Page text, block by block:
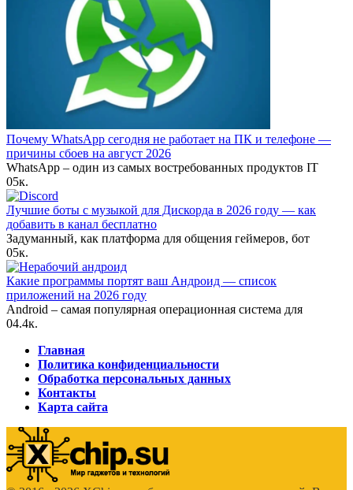
Почему WhatsApp сегодня не работает на ПК и телефоне —
причины сбоев на август 2026
WhatsApp – один из самых востребованных продуктов IT
05к.
Лучшие боты с музыкой для Дискорда в 2026 году — как
добавить в канал бесплатно
Задуманный, как платформа для общения геймеров, бот
05к.
Какие программы портят ваш Андроид — список
приложений на 2026 году
Android – самая популярная операционная система для
04.4к.
Главная
Политика конфиденциальности
Обработка персональных данных
Контакты
Карта сайта